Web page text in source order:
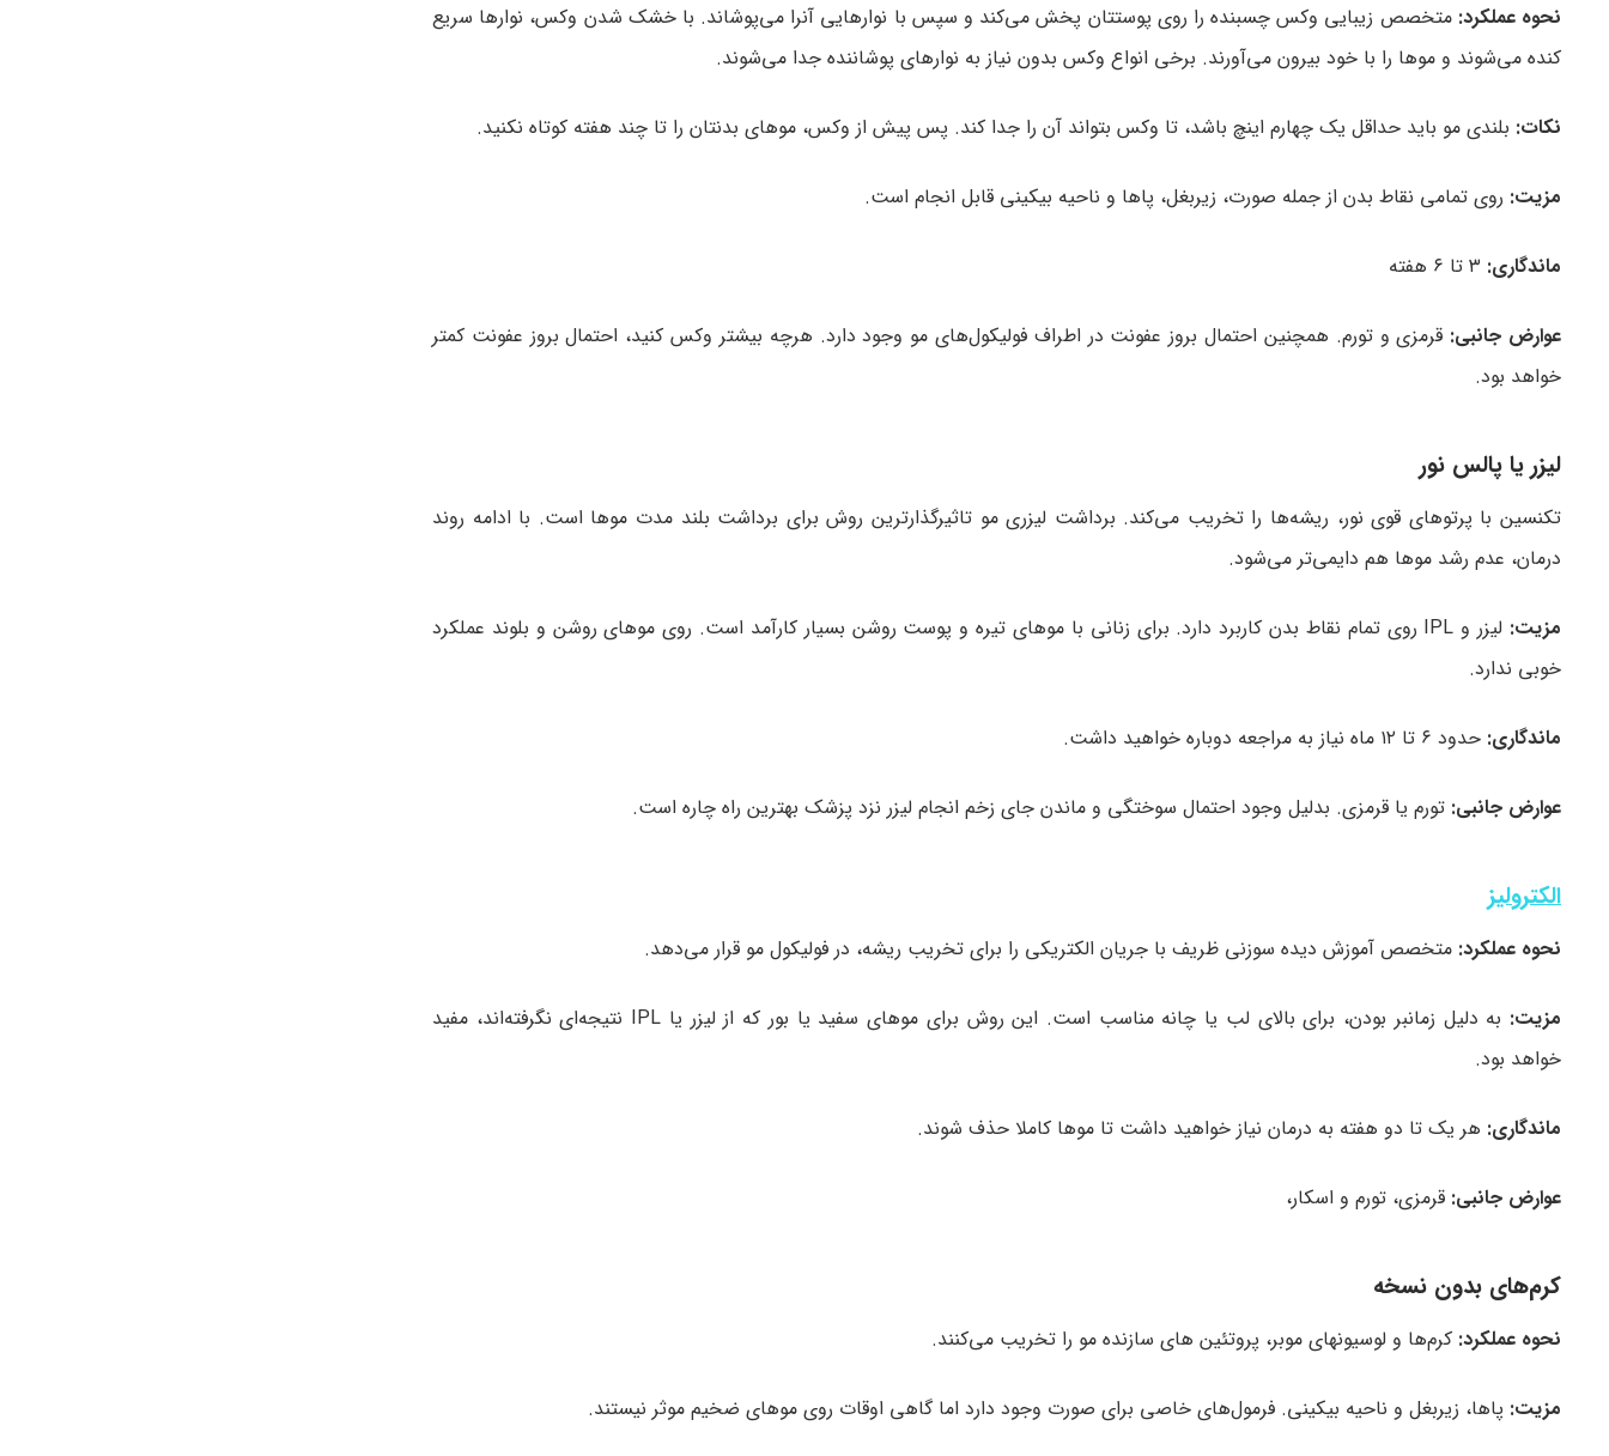
نحوه عملکرد: متخصص زیبایی وکس چسبنده را روی پوستتان پخش می‌کند و سپس با نوارهایی آنرا می‌پوشاند. با خشک شدن وکس، نوارها سریع
کنده می‌شوند و موها را با خود بیرون می‌آورند. برخی انواع وکس بدون نیاز به نوارهای پوشاننده جدا می‌شوند.
نکات: بلندی مو باید حداقل یک چهارم اینچ باشد، تا وکس بتواند آن را جدا کند. پس پیش از وکس، موهای بدنتان را تا چند هفته کوتاه نکنید.
مزیت: روی تمامی نقاط بدن از جمله صورت، زیربغل، پاها و ناحیه بیکینی قابل انجام است.
ماندگاری:
عوارض جانبی: قرمزی و تورم. همچنین احتمال بروز عفونت در اطراف فولیکول‌های مو وجود دارد. هرچه بیشتر وکس کنید، احتمال بروز عفونت کمتر
خواهد بود.
لیزر یا پالس نور
تکنسین با پرتوهای قوی نور، ریشه‌ها را تخریب می‌کند. برداشت لیزری مو تاثیرگذارترین روش برای برداشت بلند مدت موها است. با ادامه روند
درمان، عدم رشد موها هم دایمی‌تر می‌شود.
مزیت:
لیزر و IPL روی تمام نقاط بدن کاربرد دارد. برای زنانی با موهای تیره و پوست روشن بسیار کارآمد است. روی موهای روشن و بلوند عملکرد
خوبی ندارد.
ماندگاری: حدود ۶ تا ۱۲ ماه نیاز به مراجعه دوباره خواهید داشت.
عوارض جانبی: تورم یا قرمزی. بدلیل وجود احتمال سوختگی و ماندن جای زخم انجام لیزر نزد پزشک بهترین راه چاره است.
الکترولیز
نحوه عملکرد: متخصص آموزش دیده سوزنی ظریف با جریان الکتریکی را برای تخریب ریشه، در فولیکول مو قرار می‌دهد.
مزیت:
به دلیل زمانبر بودن، برای بالای لب یا چانه مناسب است. این روش برای موهای سفید یا بور که از لیزر یا IPL نتیجه‌ای نگرفته‌اند، مفید
خواهد بود.
ماندگاری: هر یک تا دو هفته به درمان نیاز خواهید داشت تا موها کاملا حذف شوند.
عوارض جانبی: قرمزی، تورم و اسکار،
کرم‌های بدون نسخه
نحوه عملکرد: کرم‌ها و لوسیونهای موبر، پروتئین های سازنده مو را تخریب می‌کنند.
مزیت: پاها، زیربغل و ناحیه بیکینی. فرمول‌های خاصی برای صورت وجود دارد اما گاهی اوقات روی موهای ضخیم موثر نیستند.